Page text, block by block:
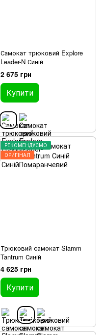
Самокат трюковий Explore
Leader-N Синій
2 675 грн
Купити
РЕКОМЕНДУЄМО
ОРИГІНАЛ
Трюковий самокат Slamm
Tantrum Синій
4 625 грн
Купити